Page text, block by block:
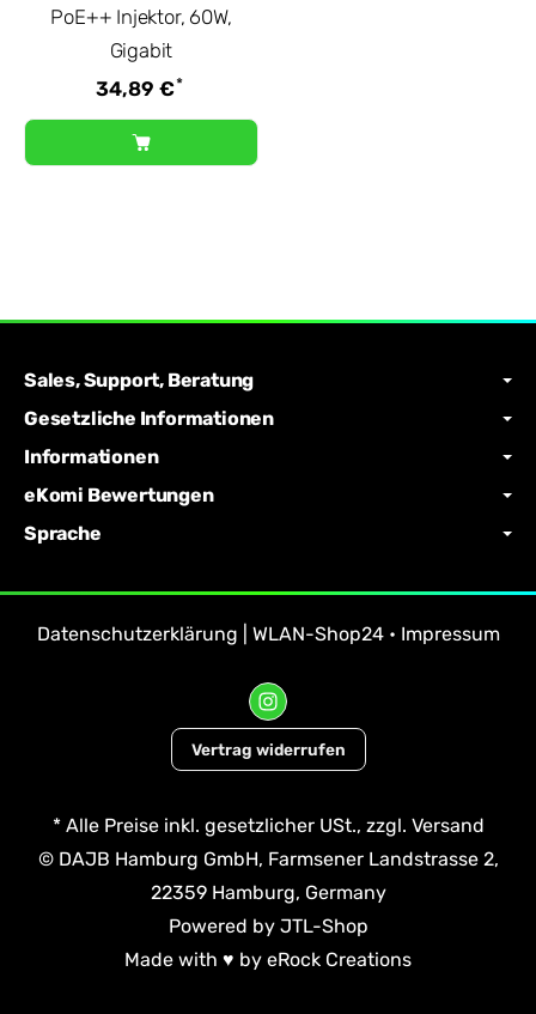
PoE++ Injektor, 60W,
Gigabit
34,89 €*
Sales, Support, Beratung
Gesetzliche Informationen
Informationen
eKomi Bewertungen
Sprache
Datenschutzerklärung | WLAN-Shop24 • Impressum
Vertrag widerrufen
*Alle Preise inkl. gesetzlicher USt., zzgl. Versand
© DAJB Hamburg GmbH, Farmsener Landstrasse 2,
22359 Hamburg, Germany
Powered by JTL-Shop
Made with ♥ by eRock Creations